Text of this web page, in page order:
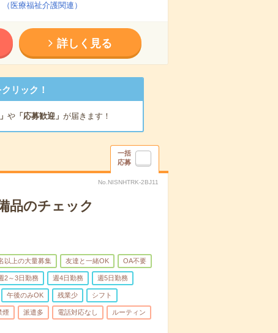
医療福祉介護関連）
詳しく見る
リック！
や「応募歓迎」 が届きます！
一括
応募
No.NISNHTRK-2BJ11
品のチェック
以上の大量募集 友達と一緒OK OA不要
2～3日勤務 週4日勤務 週5日勤務
午後のみOK 残業少 シフト
煙 派遣多 電話対応なし ルーティン